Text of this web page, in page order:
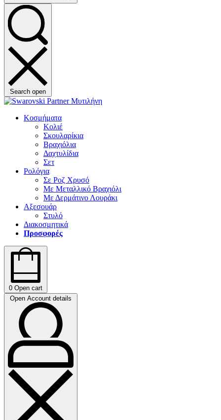
Search open
Κοσμήματα
Κολιέ
Σκουλαρίκια
Βραχιόλια
Δαχτυλίδια
Σετ
Ρολόγια
Σε Ροζ Χρυσό
Με Μεταλλικό Βραχιόλι
Με Δερμάτινο Λουράκι
Αξεσουάρ
Στυλό
Διακοσμητικά
Προσφορές
0 Open cart
Open Account details